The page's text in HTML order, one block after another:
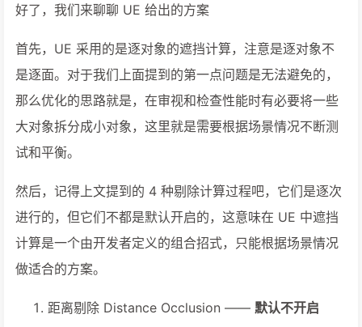
好了，我们来聊聊 UE 给出的方案
首先，UE 采用的是逐对象的遮挡计算，注意是逐对象不
是逐面。对于我们上面提到的第一点问题是无法避免的，
那么优化的思路就是，在审视和检查性能时有必要将一些
大对象拆分成小对象，这里就是需要根据场景情况不断测
试和平衡。
然后，记得上文提到的 4 种剔除计算过程吧，它们是逐次
进行的，但它们不都是默认开启的，这意味在 UE 中遮挡
计算是一个由开发者定义的组合招式，只能根据场景情况
做适合的方案。
距离剔除 Distance Occlusion —— 默认不开启